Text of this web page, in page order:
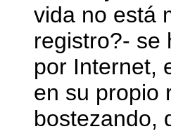
vida no está
registro?- se
por Internet,
en su propio
bostezando,